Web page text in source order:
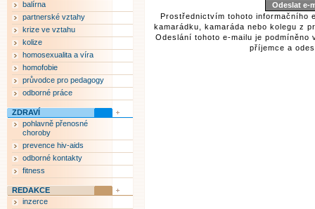
Prostřednictvím tohoto informačního
kamarádku, kamaráda nebo kolegu z
Odeslání tohoto e-mailu je podmíněno
příjemce a
balírna
partnerské vztahy
krize ve vztahu
kolize
homosexualita a víra
homofobie
průvodce pro pedagogy
odborné práce
ZDRAVÍ
pohlavně přenosné
choroby
prevence hiv-aids
odborné kontakty
fitness
REDAKCE
inzerce